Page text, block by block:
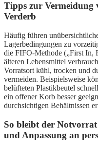
Tipps zur Vermeidung
Verderb
Häufig führen
Lagerbedingungen zu
die FIFO-Methode („First In,
älteren Lebensmittel
Vorratsort kühl, trocken und
vermeiden. Beispielsweise
belüfteten Plastikbeutel
ein offener Korb besser
durchsichtigen Behältnissen
So bleibt der Notvorrat
und Anpassung an